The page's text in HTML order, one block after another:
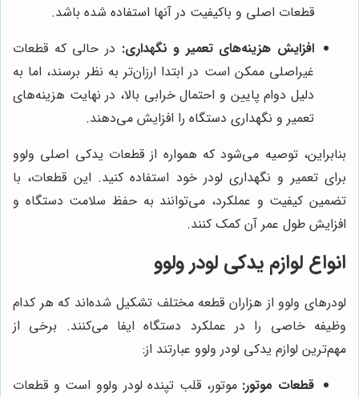
قطعات اصلی و باکیفیت در آنها استفاده شده باشد.
افزایش هزینه‌های تعمیر و نگهداری: در حالی که قطعات
غیراصلی ممکن است در ابتدا ارزان‌تر به نظر برسند، اما به
دلیل دوام پایین و احتمال خرابی بالا، در نهایت هزینه‌های
تعمیر و نگهداری دستگاه را افزایش می‌دهند.
بنابراین، توصیه می‌شود که همواره از قطعات یدکی اصلی ولوو
برای تعمیر و نگهداری لودر خود استفاده کنید. این قطعات، با
تضمین کیفیت و عملکرد، می‌توانند به حفظ سلامت دستگاه و
افزایش طول عمر آن کمک کنند.
انواع لوازم یدکی لودر ولوو
لودرهای ولوو از هزاران قطعه مختلف تشکیل شده‌اند که هر کدام
وظیفه خاصی را در عملکرد دستگاه ایفا می‌کنند. برخی از
مهم‌ترین لوازم یدکی لودر ولوو عبارتند از:
قطعات موتور: موتور، قلب تپنده لودر ولوو است و قطعات